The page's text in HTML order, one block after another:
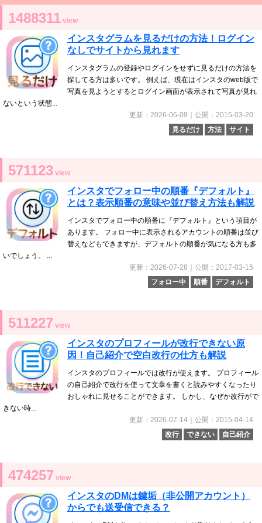
1488311 view
インスタグラムを見るだけの方法！ログイン
なしでサイトから見れます
インスタグラムの登録やログインをせずに見るだけの方法を
探してる方は多いです。 例えば、現在はインスタのweb版で
写真を見ようとするとログイン画面が表示されて写真が見れ
ないという状態...
更新：2026-06-09｜公開：2015-03-20
見るだけ
方法 サイト
571123 view
インスタでフォロー中の順番『デフォルト』
とは？表示順番の意味や並び替え方法も解説
インスタでフォロー中の順番に『デフォルト』という項目が
あります。 フォロー中に表示されるアカウントの順番は並び
替えなどもできますが、デフォルトの順番が気になる方も多
いでしょう。 ...
更新：2026-07-28｜公開：2017-03-15
フォロー中
順番 デフォルト
511227 view
インスタのプロフィールが改行できない原
因！自己紹介で空白改行の仕方も解説
インスタのプロフィールでは改行が使えます。 プロフィール
の自己紹介で改行を使って文章を書くと読みやすくなったり
おしゃれに見せることができます。 しかし、なぜか改行がで
きない時...
更新：2026-07-14｜公開：2015-04-14
改行
できない 自己紹介
474257 view
インスタのDMは鍵垢（非公開アカウント）
からでも送受信できる？